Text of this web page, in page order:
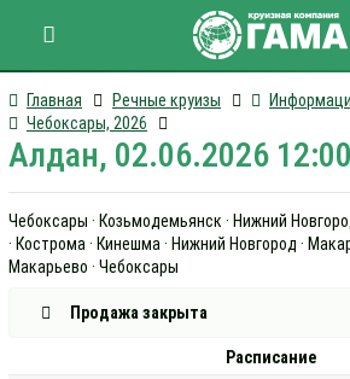
Главная Речные круизы
Чебоксары, 2026
Алдан, 02.06.2026
Чебоксары · Козьмодемьянск · Нижний
· Кострома · Кинешма · Нижний Новгород ·
Макарьево · Чебоксары
Продажа закрыта
Расписание